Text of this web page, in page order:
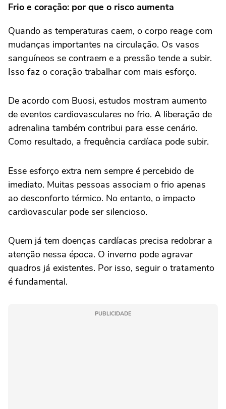
Frio e coração: por que o risco aumenta
Quando as temperaturas caem, o corpo reage com
mudanças importantes na circulação. Os vasos
sanguíneos se contraem e a pressão tende a subir.
Isso faz o coração trabalhar com mais esforço.
De acordo com Buosi, estudos mostram aumento
de eventos cardiovasculares no frio. A liberação de
adrenalina também contribui para esse cenário.
Como resultado, a frequência cardíaca pode subir.
Esse esforço extra nem sempre é percebido de
imediato. Muitas pessoas associam o frio apenas
ao desconforto térmico. No entanto, o impacto
cardiovascular pode ser silencioso.
Quem já tem doenças cardíacas precisa redobrar a
atenção nessa época. O inverno pode agravar
quadros já existentes. Por isso, seguir o tratamento
é fundamental.
PUBLICIDADE